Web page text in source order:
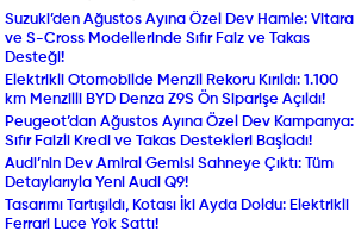
Suzuki’den Ağustos Ayına Özel Dev Hamle: Vitara
ve S-Cross Modellerinde Sıfır Faiz ve Takas
Desteği!
Elektrikli Otomobilde Menzil Rekoru Kırıldı: 1.100
km Menzilli BYD Denza Z9S Ön Siparişe Açıldı!
Peugeot’dan Ağustos Ayına Özel Dev Kampanya:
Sıfır Faizli Kredi ve Takas Destekleri Başladı!
Audi’nin Dev Amiral Gemisi Sahneye Çıktı: Tüm
Detaylarıyla Yeni Audi Q9!
Tasarımı Tartışıldı, Kotası İki Ayda Doldu: Elektrikli
Ferrari Luce Yok Sattı!